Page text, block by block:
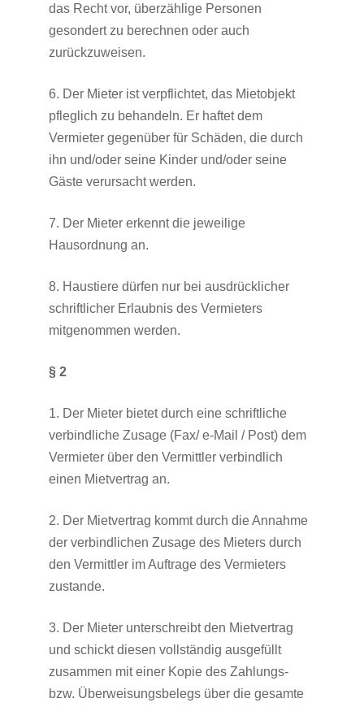
das Recht vor, überzählige Personen
gesondert zu berechnen oder auch
zurückzuweisen.
6. Der Mieter ist verpflichtet, das Mietobjekt
pfleglich zu behandeln. Er haftet dem
Vermieter gegenüber für Schäden, die durch
ihn und/oder seine Kinder und/oder seine
Gäste verursacht werden.
7. Der Mieter erkennt die jeweilige
Hausordnung an.
8. Haustiere dürfen nur bei ausdrücklicher
schriftlicher Erlaubnis des Vermieters
mitgenommen werden.
§ 2
1. Der Mieter bietet durch eine schriftliche
verbindliche Zusage (Fax/ e-Mail / Post) dem
Vermieter über den Vermittler verbindlich
einen Mietvertrag an.
2. Der Mietvertrag kommt durch die Annahme
der verbindlichen Zusage des Mieters durch
den Vermittler im Auftrage des Vermieters
zustande.
3. Der Mieter unterschreibt den Mietvertrag
und schickt diesen vollständig ausgefüllt
zusammen mit einer Kopie des Zahlungs-
bzw. Überweisungsbelegs über die gesamte